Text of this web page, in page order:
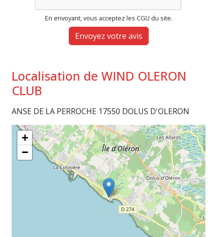
En envoyant, vous acceptez les CGU du site.
Envoyez votre avis
Localisation de WIND OLERON
CLUB
ANSE DE LA PERROCHE 17550 DOLUS D'OLERON
+
−